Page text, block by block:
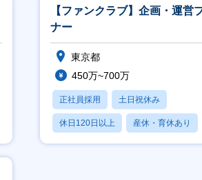
【ファンクラブ】企画・運営
ナー
東京都
450万~700万
正社員採用 土日祝休み
休日120日以上 産休・育休あり
月残業20時間以内